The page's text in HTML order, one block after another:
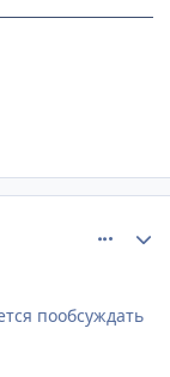
пообсуждать